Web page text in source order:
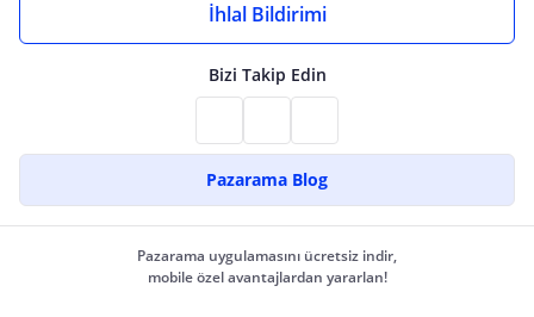
İhlal Bildirimi
Bizi Takip Edin
Pazarama Blog
Pazarama uygulamasını ücretsiz indir,
mobile özel avantajlardan yararlan!